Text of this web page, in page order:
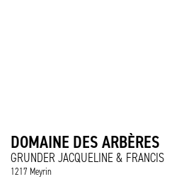
DOMAINE DES ARBÈRES
GRUNDER JACQUELINE & FRANCIS
1217 Meyrin